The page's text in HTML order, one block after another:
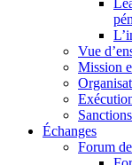
Vue
Mission
Échanges
Forum